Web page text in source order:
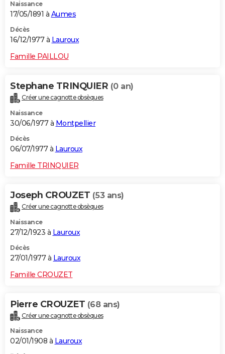
Naissance
17/05/1891 à Aumes
Décès
16/12/1977 à Lauroux
Famille PAILLOU
Stephane TRINQUIER (0 an)
Créer une cagnotte obsèques
Naissance
30/06/1977 à Montpellier
Décès
06/07/1977 à Lauroux
Famille TRINQUIER
Joseph CROUZET (53 ans)
Créer une cagnotte obsèques
Naissance
27/12/1923 à Lauroux
Décès
27/01/1977 à Lauroux
Famille CROUZET
Pierre CROUZET (68 ans)
Créer une cagnotte obsèques
Naissance
02/01/1908 à Lauroux